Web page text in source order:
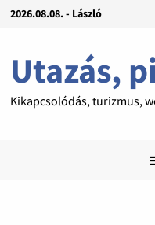
2026.08.08. - László
Utazás,
Kikapcsolódás, turizmus,